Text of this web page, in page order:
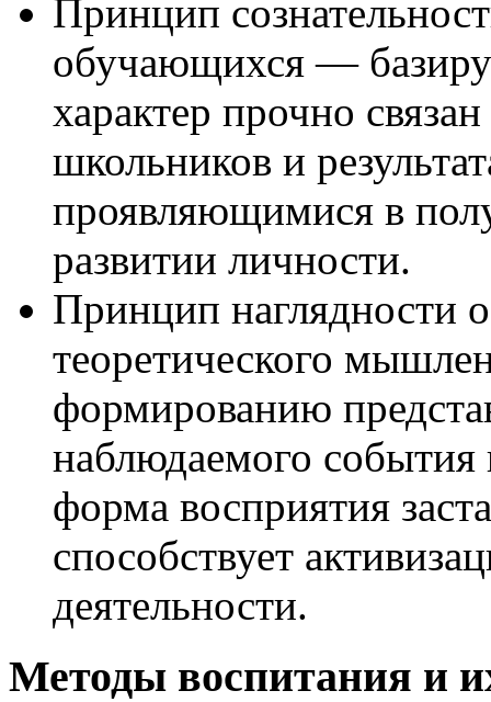
Принцип
обучающихся —
характер прочно
школьников и
проявляющимися в
развитии личности.
Принцип наглядности
теоретического
формированию
наблюдаемого
форма восприятия
способствует
деятельности.
Методы воспитания и